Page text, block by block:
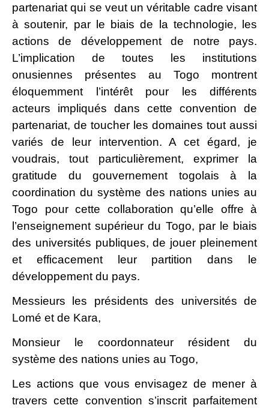
partenariat qui se veut un véritable cadre visant
à soutenir, par le biais de la technologie, les
actions de développement de notre pays.
L’implication de toutes les institutions
onusiennes présentes au Togo montrent
éloquemment l’intérêt pour les différents
acteurs impliqués dans cette convention de
partenariat, de toucher les domaines tout aussi
variés de leur intervention. A cet égard, je
voudrais, tout particulièrement, exprimer la
gratitude du gouvernement togolais à la
coordination du système des nations unies au
Togo pour cette collaboration qu’elle offre à
l’enseignement supérieur du Togo, par le biais
des universités publiques, de jouer pleinement
et efficacement leur partition dans le
développement du pays.
Messieurs les présidents des universités de
Lomé et de Kara,
Monsieur le coordonnateur résident du
système des nations unies au Togo,
Les actions que vous envisagez de mener à
travers cette convention s’inscrit parfaitement